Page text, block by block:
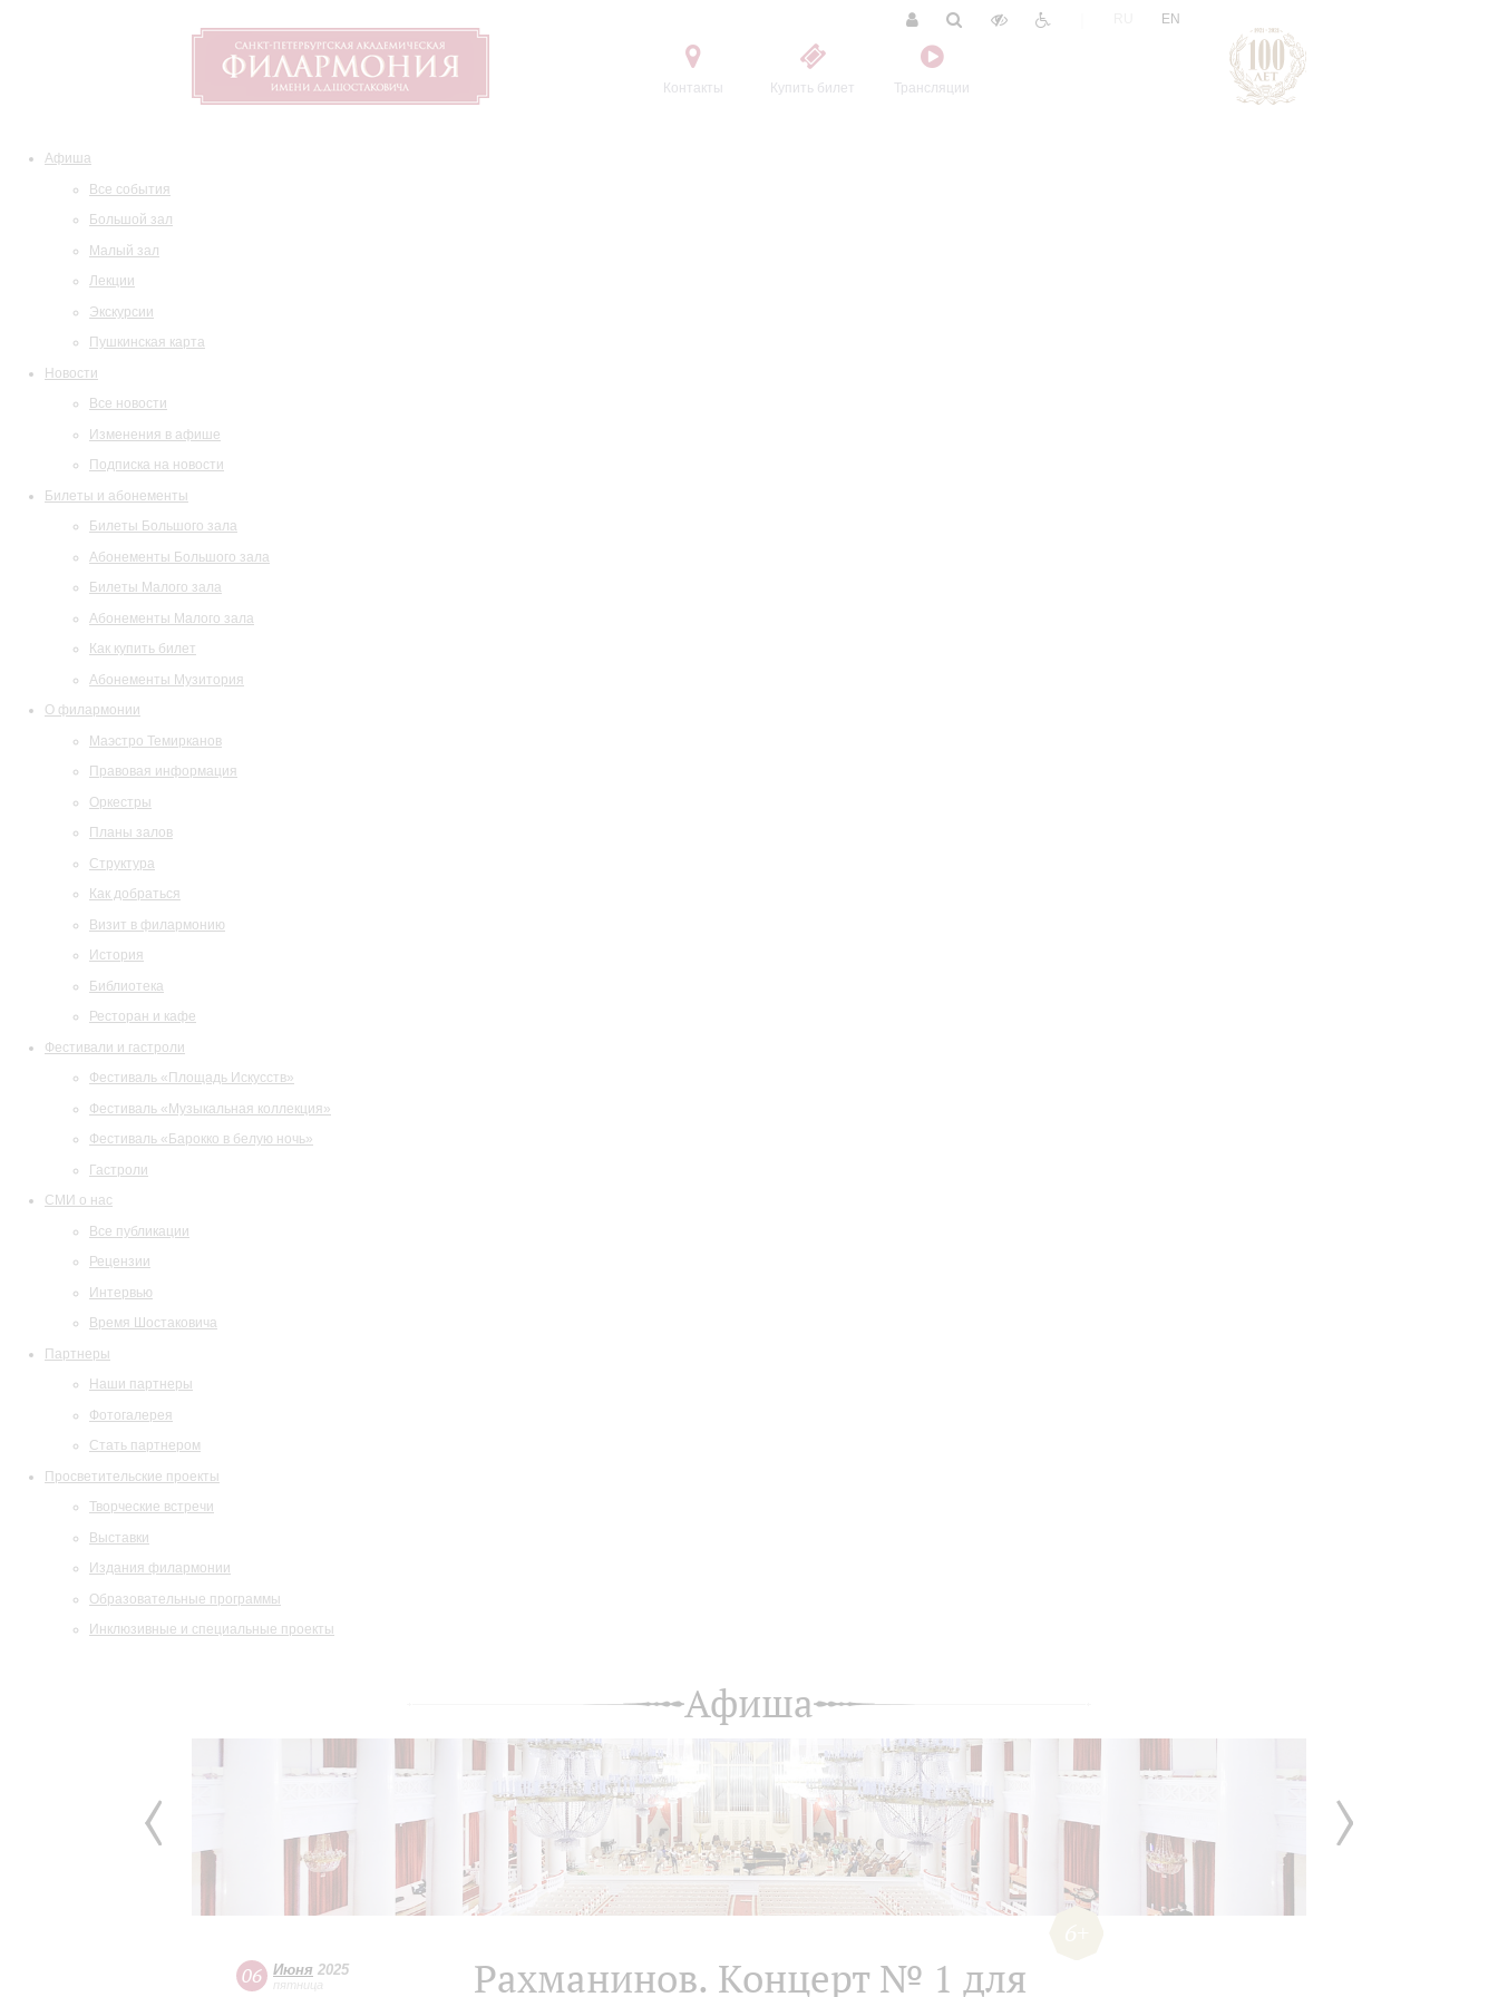
Контакты Купить билет Трансляции
EN
Афиша
Все события
Большой зал
Малый зал
Лекции
Экскурсии
Пушкинская карта
Новости
Все новости
Изменения в афише
Подписка на новости
Билеты и абонементы
Билеты Большого зала
Абонементы Большого зала
Билеты Малого зала
Абонементы Малого зала
Как купить билет
Абонементы Музитория
О филармонии
Маэстро Темирканов
Правовая информация
Оркестры
Планы залов
Структура
Как добраться
Визит в филармонию
История
Библиотека
Ресторан и кафе
Фестивали и гастроли
Фестиваль «Площадь Искусств»
Фестиваль «Музыкальная коллекция»
Фестиваль «Барокко в белую ночь»
Гастроли
СМИ о нас
Все публикации
Рецензии
Интервью
Время Шостаковича
Партнеры
Наши партнеры
Фотогалерея
Стать партнером
Просветительские проекты
Творческие встречи
Выставки
Издания филармонии
Образовательные программы
Инклюзивные и специальные проекты
Афиша
06 Июня 2025
пятница Рахманинов. Концерт № 1 для